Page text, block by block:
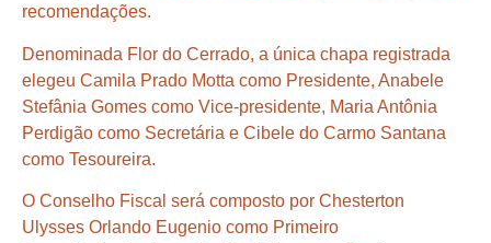
recomendações.
Denominada Flor do Cerrado, a única chapa registrada
elegeu Camila Prado Motta como Presidente, Anabele
Stefânia Gomes como Vice-presidente, Maria Antônia
Perdigão como Secretária e Cibele do Carmo Santana
como Tesoureira.
O Conselho Fiscal será composto por Chesterton
Ulysses Orlando Eugenio como Primeiro